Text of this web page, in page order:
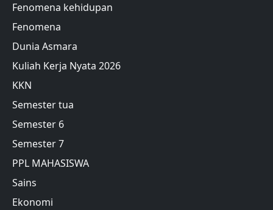
Fenomena kehidupan
Fenomena
Dunia Asmara
Kuliah Kerja Nyata 2026
KKN
Semester tua
Semester 6
Semester 7
PPL MAHASISWA
Sains
Ekonomi